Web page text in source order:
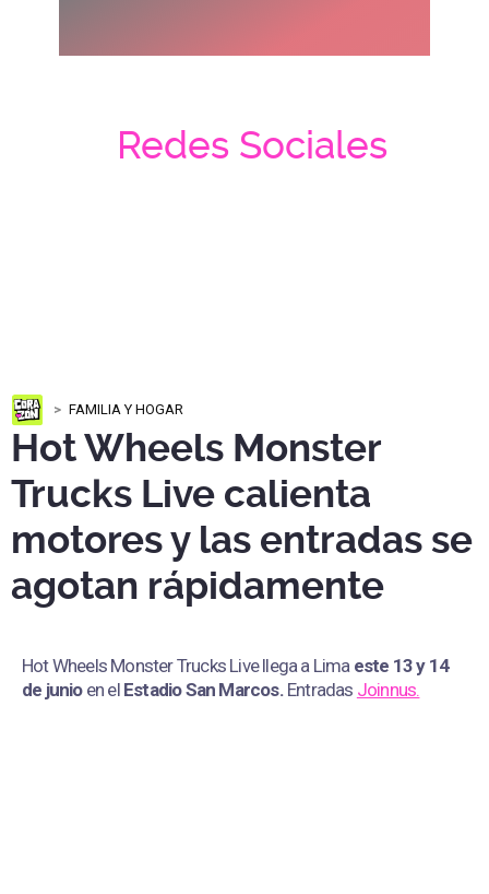
Redes Sociales
FAMILIA Y HOGAR
Hot Wheels Monster
Trucks Live calienta
motores y las entradas se
agotan rápidamente
Hot Wheels Monster Trucks Live llega a Lima este 13 y 14
de junio en elEstadio San Marcos. Entradas Joinnus.